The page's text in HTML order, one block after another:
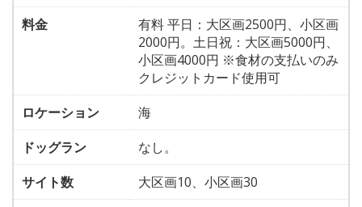
料金
有料 平日：大区画2500円、小区画
2000円。土日祝：大区画5000円、
小区画4000円 ※食材の支払いのみ
クレジットカード使用可
ロケーション
海
ドッグラン
なし。
サイト数
大区画10、小区画30